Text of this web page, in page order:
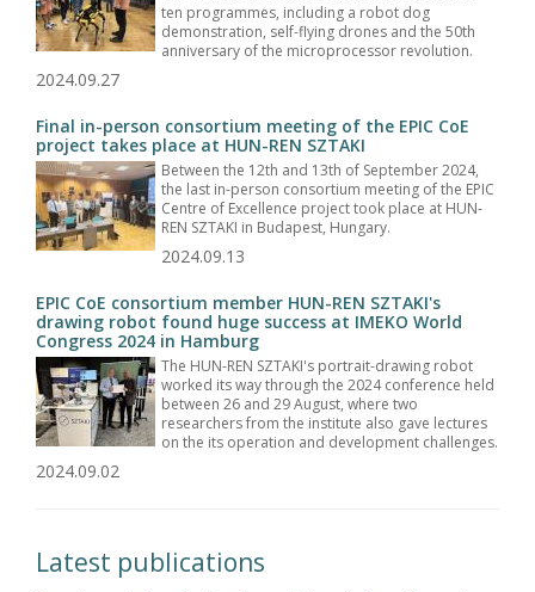
ten programmes, including a robot dog
demonstration, self-flying drones and the 50th
anniversary of the microprocessor revolution.
2024.09.27
Final in-person consortium meeting of the EPIC CoE
project takes place at HUN-REN SZTAKI
Between the 12th and 13th of September 2024,
the last in-person consortium meeting of the EPIC
Centre of Excellence project took place at HUN-
REN SZTAKI in Budapest, Hungary.
2024.09.13
EPIC CoE consortium member HUN-REN SZTAKI's
drawing robot found huge success at IMEKO World
Congress 2024 in Hamburg
The HUN-REN SZTAKI's portrait-drawing robot
worked its way through the 2024 conference held
between 26 and 29 August, where two
researchers from the institute also gave lectures
on the its operation and development challenges.
2024.09.02
Latest publications